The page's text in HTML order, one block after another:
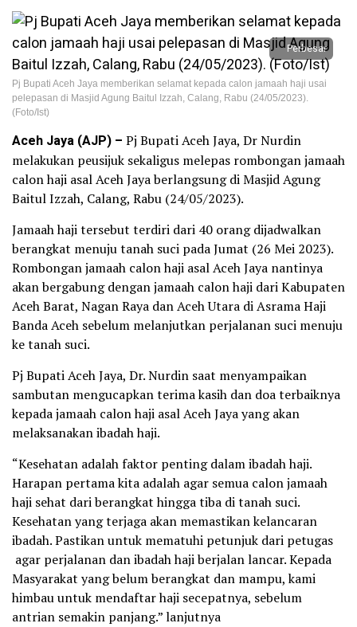
Perbesar
Pj Bupati Aceh Jaya memberikan selamat kepada calon jamaah haji usai
pelepasan di Masjid Agung Baitul Izzah, Calang, Rabu (24/05/2023).
(Foto/Ist)
Aceh Jaya (AJP) – Pj Bupati Aceh Jaya, Dr Nurdin
melakukan peusijuk sekaligus melepas rombongan jamaah
calon haji asal Aceh Jaya berlangsung di Masjid Agung
Baitul Izzah, Calang, Rabu (24/05/2023).
Jamaah haji tersebut terdiri dari 40 orang dijadwalkan
berangkat menuju tanah suci pada Jumat (26 Mei 2023).
Rombongan jamaah calon haji asal Aceh Jaya nantinya
akan bergabung dengan jamaah calon haji dari Kabupaten
Aceh Barat, Nagan Raya dan Aceh Utara di Asrama Haji
Banda Aceh sebelum melanjutkan perjalanan suci menuju
ke tanah suci.
Pj Bupati Aceh Jaya, Dr. Nurdin saat menyampaikan
sambutan mengucapkan terima kasih dan doa terbaiknya
kepada jamaah calon haji asal Aceh Jaya yang akan
melaksanakan ibadah haji.
“Kesehatan adalah faktor penting dalam ibadah haji.
Harapan pertama kita adalah agar semua calon jamaah
haji sehat dari berangkat hingga tiba di tanah suci.
Kesehatan yang terjaga akan memastikan kelancaran
ibadah. Pastikan untuk mematuhi petunjuk dari petugas
agar perjalanan dan ibadah haji berjalan lancar. Kepada
Masyarakat yang belum berangkat dan mampu, kami
himbau untuk mendaftar haji secepatnya, sebelum
antrian semakin panjang.” lanjutnya